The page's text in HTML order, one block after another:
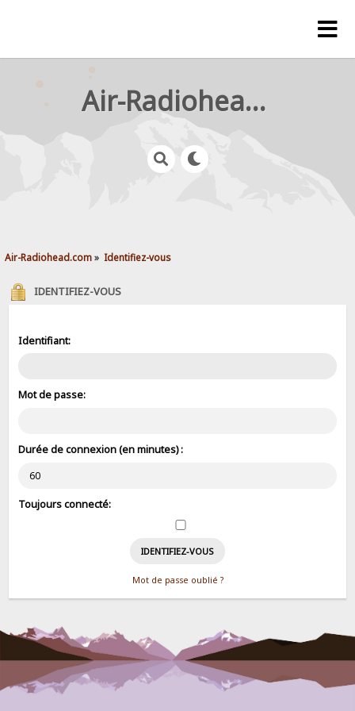
Air-Radiohead.com
Air-Radiohead.com» Identifiez-vous
IDENTIFIEZ-VOUS
Identifiant:
Mot de passe:
Durée de connexion (en minutes) :
Toujours connecté:
Mot de passe oublié ?